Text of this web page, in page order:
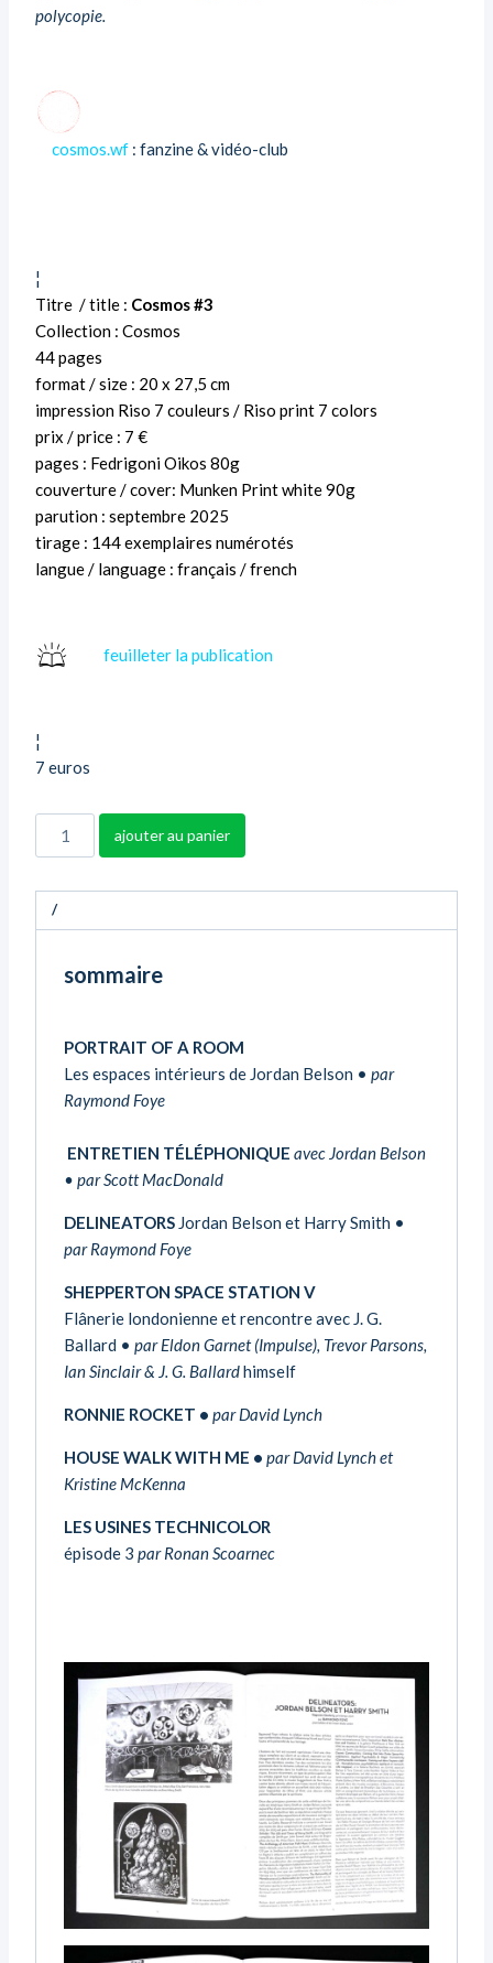
polycopie.
cosmos.wf : fanzine & vidéo-club
¦
Titre / title : Cosmos #3
Collection : Cosmos
44 pages
format / size : 20 x 27,5 cm
impression Riso 7 couleurs / Riso print 7 colors
prix / price : 7 €
pages : Fedrigoni Oikos 80g
couverture / cover: Munken Print white 90g
parution : septembre 2025
tirage : 144 exemplaires numérotés
langue / language : français / french
feuilleter la publication
¦
7 euros
ajouter au panier
/
sommaire
PORTRAIT OF A ROOM
Les espaces intérieurs de Jordan Belson • par
Raymond Foye
ENTRETIEN TÉLÉPHONIQUE avec Jordan Belson
• par Scott MacDonald
DELINEATORS Jordan Belson et Harry Smith •
par Raymond Foye
SHEPPERTON SPACE STATION V
Flânerie londonienne et rencontreavec J. G.
Ballard • par Eldon Garnet (Impulse), Trevor Parsons,
Ian Sinclair & J. G. Ballardhimself
RONNIE ROCKET • par David Lynch
HOUSE WALK WITH ME • par David Lynch et
Kristine McKenna
LES USINES TECHNICOLOR
épisode 3 par Ronan Scoarnec